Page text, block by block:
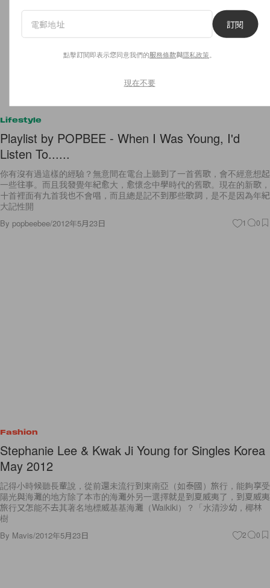
Lifestyle
Playlist by POPBEE - When I Was Young, I'd
Listen To......
你有沒有過這樣的經驗？無意間在電台上聽到了一首舊歌，會不經意想起
一些往事。而且我發覺年紀愈大，愈懷念中學時代的舊歌。現在的新歌，
十首裡面有九首我也不會唱，而且總是記不到那些歌詞，是不是因為年紀
大記性開
By popbeebee/2012年5月23日 1 0
Fashion
Stephanie Lee & Kwak Ji Young for Singles Korea
May 2012
記得小時候聽長輩說，從前還未流行到東南亞（如泰國）旅行，能夠享受
陽光與海灘的地方除了本市的海灘外另一選擇就是到夏威夷了，到夏威夷
旅行又怎能不去其著名地標威基基海灘（Waikiki）？「水清沙幼，椰林
樹
By Mavis/2012年5月23日 2 0
訂閱
點擊訂閱即表示您同意我們的服務條款與隱私政策
現在不要